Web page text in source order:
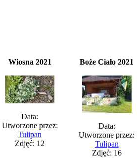
Wiosna 2021
Data:
Utworzone przez:
Tulipan
Zdjęć: 12
Boże Ciało 2021
Data:
Utworzone przez:
Tulipan
Zdjęć: 16